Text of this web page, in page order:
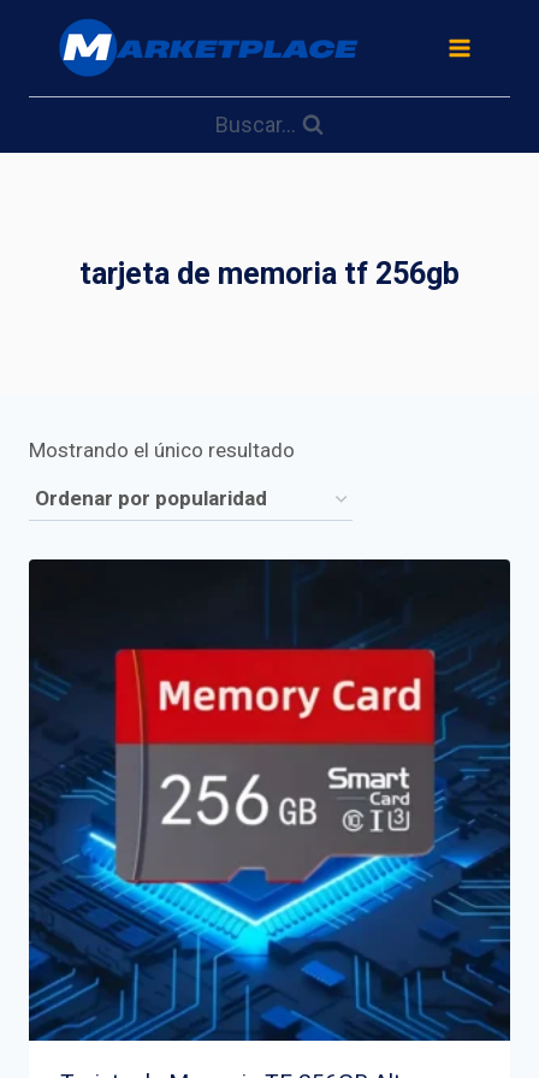
contenido
Buscar...
tarjeta de memoria tf 256gb
Mostrando el único resultado